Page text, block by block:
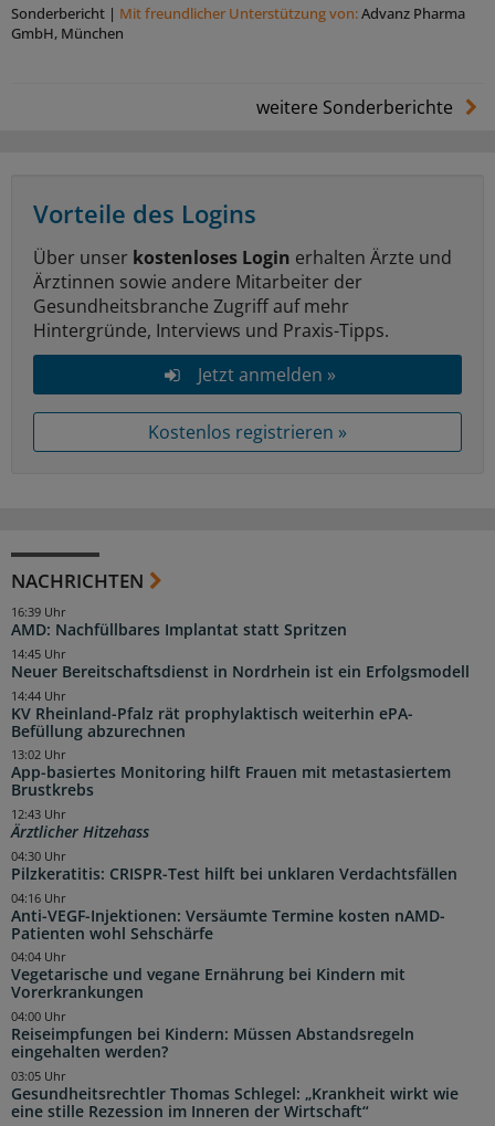
Sonderbericht | Mit freundlicher Unterstützung von:Advanz Pharma
GmbH, München
weitere Sonderberichte
Vorteile des Logins
Über unser kostenloses Login erhalten Ärzte und
Ärztinnen sowie andere Mitarbeiter der
Gesundheitsbranche Zugriff auf mehr
Hintergründe, Interviews und Praxis-Tipps.
Jetzt anmelden »
Kostenlos registrieren »
NACHRICHTEN
AMD: Nachfüllbares Implantat statt Spritzen
16:39 Uhr
Neuer Bereitschaftsdienst in Nordrhein ist ein Erfolgsmodell
14:45 Uhr
KV Rheinland-Pfalz rät prophylaktisch weiterhin ePA-
Befüllung abzurechnen
14:44 Uhr
App-basiertes Monitoring hilft Frauen mit metastasiertem
Brustkrebs
13:02 Uhr
Ärztlicher Hitzehass
12:43 Uhr
Pilzkeratitis: CRISPR-Test hilft bei unklaren Verdachtsfällen
04:30 Uhr
Anti-VEGF-Injektionen: Versäumte Termine kosten nAMD-
Patienten wohl Sehschärfe
04:16 Uhr
Vegetarische und vegane Ernährung bei Kindern mit
Vorerkrankungen
04:04 Uhr
Reiseimpfungen bei Kindern: Müssen Abstandsregeln
eingehalten werden?
04:00 Uhr
Gesundheitsrechtler Thomas Schlegel: „Krankheit wirkt wie
eine stille Rezession im Inneren der Wirtschaft“
03:05 Uhr